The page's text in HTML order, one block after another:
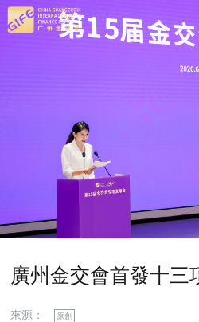
廣州金交會首發十三
來源： 原創